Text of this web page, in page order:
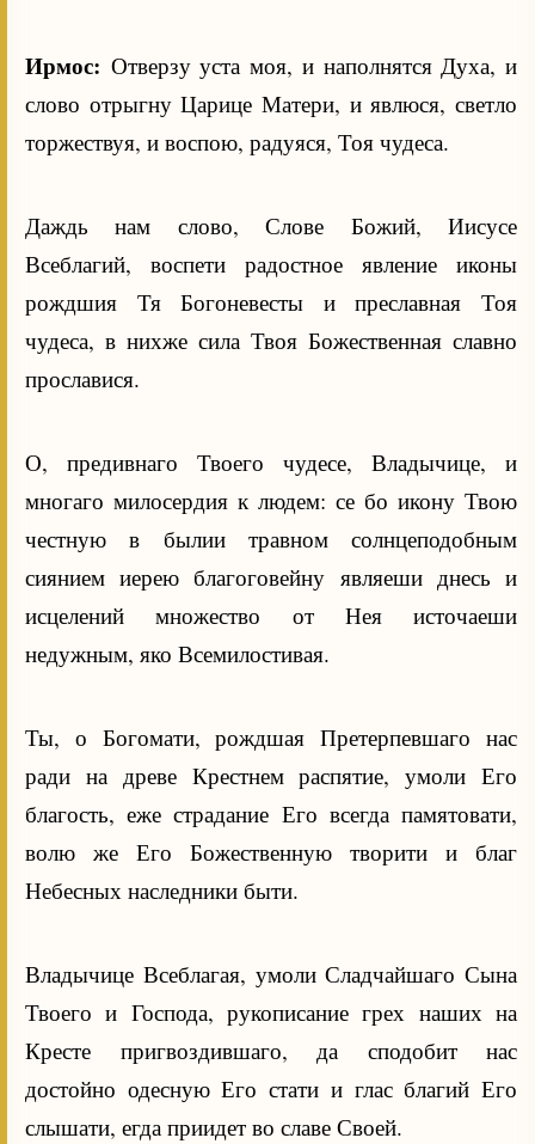
Ирмос: Отверзу уста моя, и наполнятся Духа, и
слово отрыгну Царице Матери, и явлюся, светло
торжествуя, и воспою, радуяся, Тоя чудеса.
Даждь нам слово, Слове Божий, Иисусе
Всеблагий, воспети радостное явление иконы
рождшия Тя Богоневесты и преславная Тоя
чудеса, в нихже сила Твоя Божественная славно
прославися.
О, предивнаго Твоего чудесе, Владычице, и
многаго милосердия к людем: се бо икону Твою
честную в былии травном солнцеподобным
сиянием иерею благоговейну являеши днесь и
исцелений множество от Нея источаеши
недужным, яко Всемилостивая.
Ты, о Богомати, рождшая Претерпевшаго нас
ради на древе Крестнем распятие, умоли Его
благость, еже страдание Его всегда памятовати,
волю же Его Божественную творити и благ
Небесных наследники быти.
Владычице Всеблагая, умоли Сладчайшаго Сына
Твоего и Господа, рукописание грех наших на
Кресте пригвоздившаго, да сподобит нас
достойно одесную Его стати и глас благий Его
слышати, егда приидет во славе Своей.